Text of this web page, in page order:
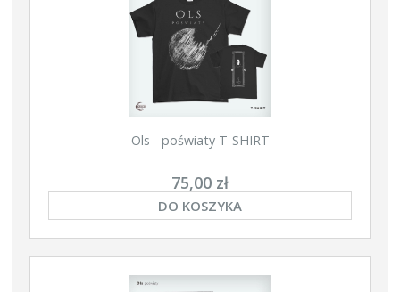
Ols - poświaty T-SHIRT
75,00 zł
DO KOSZYKA